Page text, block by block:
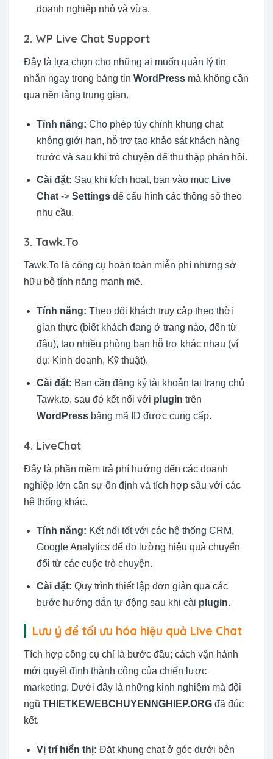
doanh nghiệp nhỏ và vừa.
2. WP Live Chat Support
Đây là lựa chọn cho những ai muốn quản lý tin
nhắn ngay trong bảng tin WordPress mà không cần
qua nền tảng trung gian.
Tính năng: Cho phép tùy chỉnh khung chat
không giới hạn, hỗ trợ tạo khảo sát khách hàng
trước và sau khi trò chuyện để thu thập phản hồi.
Cài đặt: Sau khi kích hoạt, bạn vào mục Live
Chat-> Settingsđể cấu hình các thông số theo
nhu cầu.
3. Tawk.To
Tawk.To là công cụ hoàn toàn miễn phí nhưng sở
hữu bộ tính năng mạnh mẽ.
Tính năng: Theo dõi khách truy cập theo thời
gian thực (biết khách đang ở trang nào, đến từ
đâu), tạo nhiều phòng ban hỗ trợ khác nhau (ví
dụ: Kinh doanh, Kỹ thuật).
Cài đặt: Bạn cần đăng ký tài khoản tại trang chủ
Tawk.to, sau đó kết nối với plugin trên
WordPressbằng mã ID được cung cấp.
4. LiveChat
Đây là phần mềm trả phí hướng đến các doanh
nghiệp lớn cần sự ổn định và tích hợp sâu với các
hệ thống khác.
Tính năng: Kết nối tốt với các hệ thống CRM,
Google Analytics để đo lường hiệu quả chuyển
đổi từ các cuộc trò chuyện.
Cài đặt: Quy trình thiết lập đơn giản qua các
bước hướng dẫn tự động sau khi cài plugin.
Lưu ý để tối ưu hóa hiệu quả Live Chat
Tích hợp công cụ chỉ là bước đầu; cách vận hành
mới quyết định thành công của chiến lược
marketing. Dưới đây là những kinh nghiệm mà đội
ngũ THIETKEWEBCHUYENNGHIEP.ORG đã đúc
kết.
Vị trí hiển thị: Đặt khung chat ở góc dưới bên